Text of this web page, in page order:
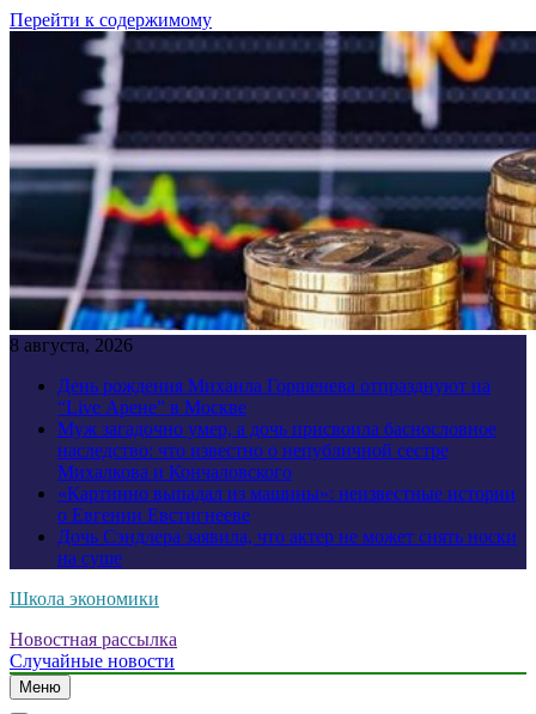
Перейти к содержимому
8 августа, 2026
День рождения Михаила Горшенева отпразднуют на
“Live Арене” в Москве
Муж загадочно умер, а дочь присвоила баснословное
наследство: что известно о непубличной сестре
Михалкова и Кончаловского
«Картинно выпадал из машины»: неизвестные истории
о Евгении Евстигнееве
Дочь Сэндлера заявила, что актер не может снять носки
на суше
Школа экономики
Новостная рассылка
Случайные новости
Меню